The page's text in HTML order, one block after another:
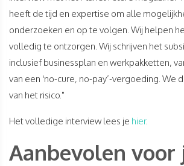
heeft de tijd en expertise om alle
onderzoeken en op te volgen. Wij helpen
volledig te ontzorgen. Wij schrijven het
inclusief businessplan en werkpakketten,
van een 'no-cure, no-pay’-vergoeding. We
van het risico."
Het volledige interview lees je hier.
Aanbevolen voor